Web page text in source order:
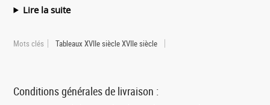
Lire la suite
Mots clés Tableaux XVIIe siècle XVIIe siècle
Conditions générales de livraison :